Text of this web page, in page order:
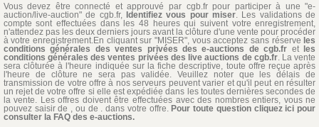
Vous devez être connecté et approuvé par cgb.fr pour participer à une "e-
auction/live-auction" de cgb.fr, Identifiez vous pour miser . Les validations de
compte sont effectuées dans les 48 heures qui suivent votre enregistrement,
n'attendez pas les deux derniers jours avant la clôture d'une vente pour procéder
à votre enregistrement.En cliquant sur "MISER", vous acceptez sans réserve les
conditions générales des ventes privées des e-auctions de cgb.fr et les
conditions générales des ventes privées des live auctions de cgb.fr. La vente
sera clôturée à l'heure indiquée sur la fiche descriptive, toute offre reçue après
l'heure de clôture ne sera pas validée. Veuillez noter que les délais de
transmission de votre offre à nos serveurs peuvent varier et qu'il peut en résulter
un rejet de votre offre si elle est expédiée dans les toutes dernières secondes de
la vente. Les offres doivent être effectuées avec des nombres entiers, vous ne
pouvez saisir de , ou de . dans votre offre.Pour toute question cliquez ici pour
consulter la FAQ des e-auctions.